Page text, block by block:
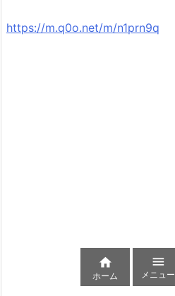
https://m.q0o.net/m/n1prn9q

ホーム

メニュー